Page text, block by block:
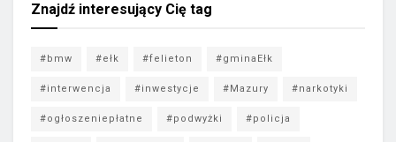
Znajdź interesujący Cię tag
#bmw #ełk #felieton #gminaEłk
#interwencja #inwestycje #Mazury #narkotyki
#ogłoszeniepłatne #podwyżki #policja